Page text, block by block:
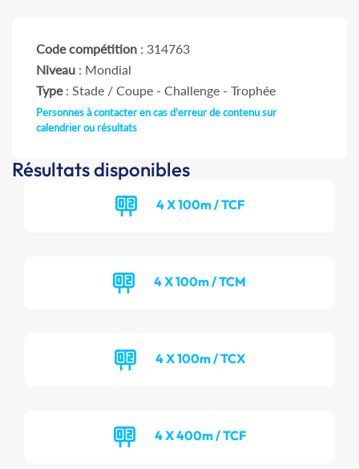
Code compétition : 314763
Niveau : Mondial
Type: Stade / Coupe - Challenge - Trophée
Personnes à contacter en cas d'erreur de contenu sur
calendrier ou résultats
Résultats disponibles
4 X 100m / TCF
4 X 100m / TCM
4 X 100m / TCX
4 X 400m / TCF